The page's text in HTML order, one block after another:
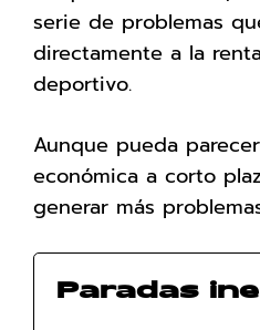
serie de problemas
directamente a la
deportivo.
Aunque pueda
económica a corto
generar más
Paradas